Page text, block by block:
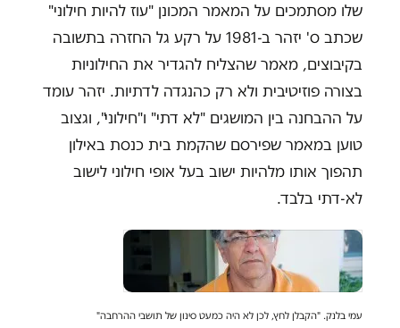
שלו מסתמכים על המאמר המכונן "עוז להיות חילוני"
שכתב ס' יזהר ב-1981 על רקע גל החזרה בתשובה
בקיבוצים, מאמר שהצליח להגדיר את החילוניות
בצורה פוזיטיבית ולא רק כהנגדה לדתיות. יזהר עומד
על ההבחנה בין המושגים "לא דתי" ו"חילוני", וגצוב
טוען במאמר שפירסם שהקמת בית כנסת באילון
תהפוך אותו מלהיות ישוב בעל אופי חילוני לישוב
לא-דתי בלבד.
עמי בלנק. "הקבלן לחץ, לכן לא היה כמעט סינון של תושבי ההרחבה"